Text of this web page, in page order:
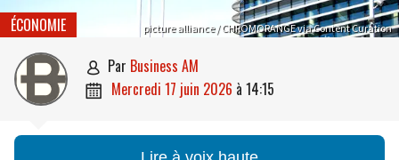
picture alliance / CHROMORANGE via Content Curation
ÉCONOMIE
 par Business AM
 mercredi 17 juin 2026 à 14:15